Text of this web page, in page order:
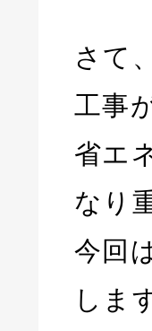
さて
工事
省エ
なり
今回
しま